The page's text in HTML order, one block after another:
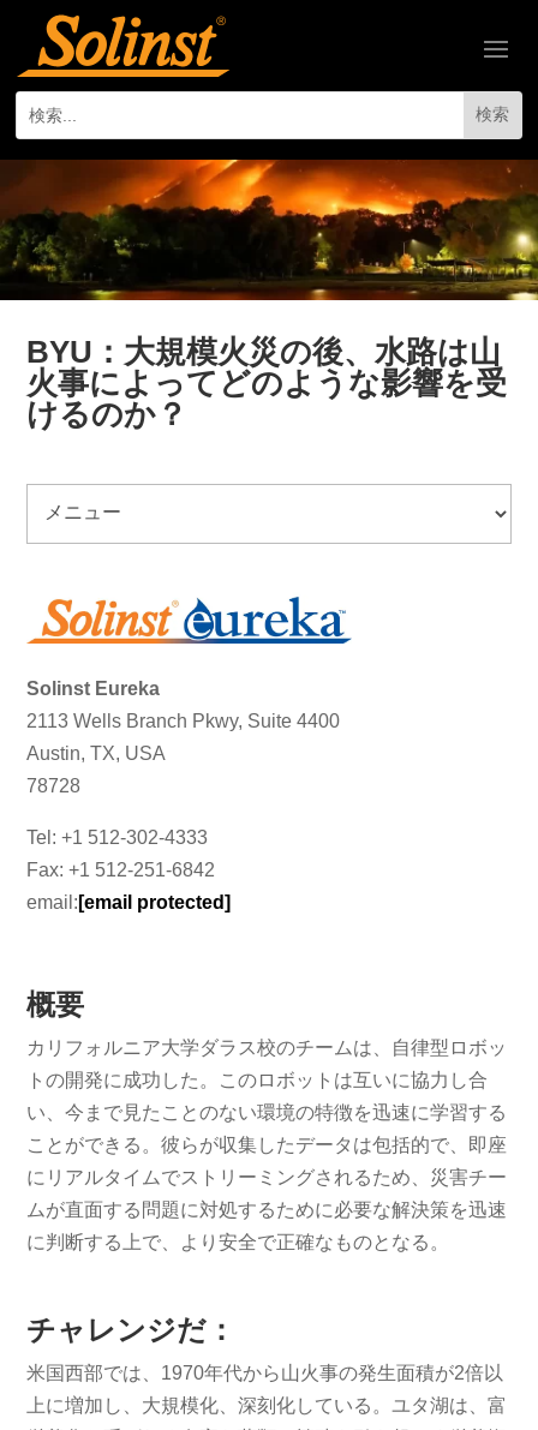
BYU：大規模火災の後、水路は山
火事によってどのような影響を受
けるのか？
Solinst Eureka
2113 Wells Branch Pkwy, Suite 4400
Austin, TX, USA
78728
Tel: +1 512-302-4333
Fax: +1 512-251-6842
email: [email protected]
概要
カリフォルニア大学ダラス校のチームは、自律型ロボッ
トの開発に成功した。このロボットは互いに協力し合
い、今まで見たことのない環境の特徴を迅速に学習する
ことができる。彼らが収集したデータは包括的で、即座
にリアルタイムでストリーミングされるため、災害チー
ムが直面する問題に対処するために必要な解決策を迅速
に判断する上で、より安全で正確なものとなる。
チャレンジだ：
米国西部では、1970年代から山火事の発生面積が2倍以
上に増加し、大規模化、深刻化している。ユタ湖は、富